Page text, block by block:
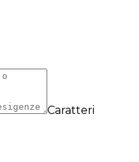
Caratteri